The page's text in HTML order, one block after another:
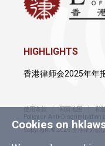
Cookies on
HIGHLIGHTS
香港律师会2025年年
使用条款 网页地图
私
Policy on Anti-Discrimination
Copyright © 2026 香港律师会